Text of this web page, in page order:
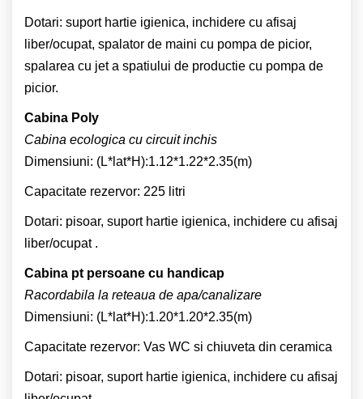
Dotari: suport hartie igienica, inchidere cu afisaj
liber/ocupat, spalator de maini cu pompa de picior,
spalarea cu jet a spatiului de productie cu pompa de
picior.
Cabina Poly
Cabina ecologica cu circuit inchis
Dimensiuni: (L*lat*H):1.12*1.22*2.35(m)
Capacitate rezervor: 225 litri
Dotari: pisoar, suport hartie igienica, inchidere cu afisaj
liber/ocupat .
Cabina pt persoane cu handicap
Racordabila la reteaua de apa/canalizare
Dimensiuni: (L*lat*H):1.20*1.20*2.35(m)
Capacitate rezervor: Vas WC si chiuveta din ceramica
Dotari: pisoar, suport hartie igienica, inchidere cu afisaj